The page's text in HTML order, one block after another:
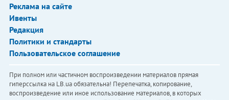
Реклама на сайте
Ивенты
Редакция
Политики и стандарты
Пользовательское соглашение
При полном или частичном воспроизведении материалов прямая
гиперссылка на LB.ua обязательна! Перепечатка, копирование,
воспроизведение или иное использование материалов, в которых